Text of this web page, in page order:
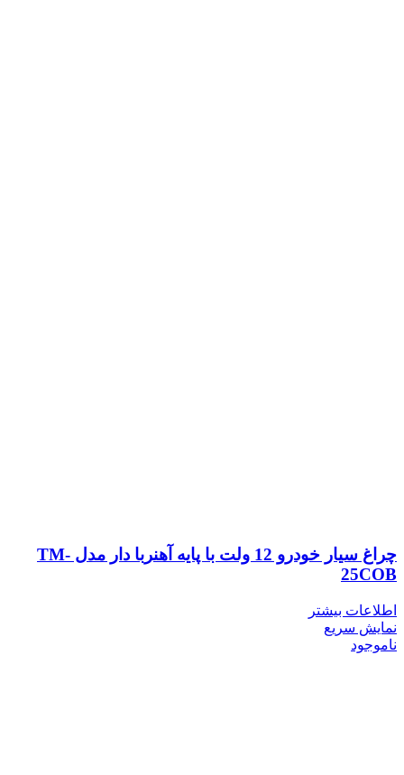
چراغ سیار خودرو 12 ولت با پایه آهنربا دار مدل TM-
25COB
اطلاعات بیشتر
نمایش سریع
ناموجود